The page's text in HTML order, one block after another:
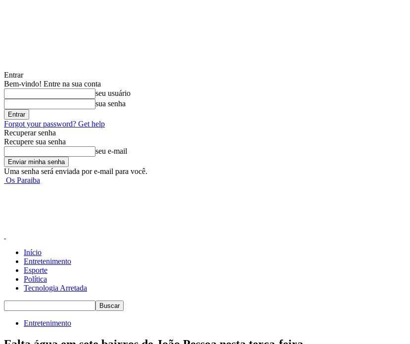
Entrar
Bem-vindo! Entre na sua conta
seu usuário
sua senha
Forgot your password? Get help
Recuperar senha
Recupere sua senha
seu e-mail
Uma senha será enviada por e-mail para você.
Os Paraiba
Início
Entretenimento
Esporte
Política
Tecnologia Arretada
Entretenimento